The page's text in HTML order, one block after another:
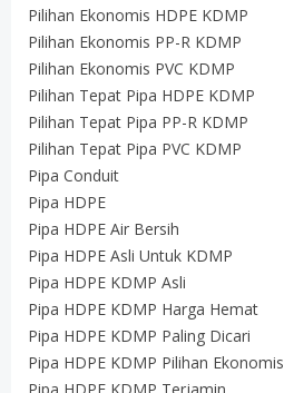
Pilihan Ekonomis HDPE KDMP
Pilihan Ekonomis PP-R KDMP
Pilihan Ekonomis PVC KDMP
Pilihan Tepat Pipa HDPE KDMP
Pilihan Tepat Pipa PP-R KDMP
Pilihan Tepat Pipa PVC KDMP
Pipa Conduit
Pipa HDPE
Pipa HDPE Air Bersih
Pipa HDPE Asli Untuk KDMP
Pipa HDPE KDMP Asli
Pipa HDPE KDMP Harga Hemat
Pipa HDPE KDMP Paling Dicari
Pipa HDPE KDMP Pilihan Ekonomis